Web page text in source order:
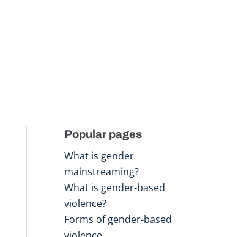
Popular pages
What is gender
mainstreaming?
What is gender-based
violence?
Forms of gender-based